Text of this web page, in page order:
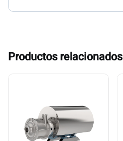
Productos relacionados